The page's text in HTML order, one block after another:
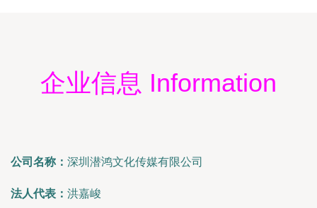
企业信息 Information
公司名称： 深圳潜鸿文化传媒有限公司
法人代表： 洪嘉峻